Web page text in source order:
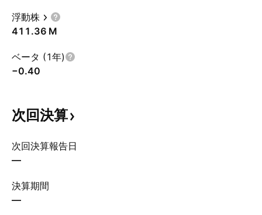
浮動株
‪411.36 M‬
ベータ (1年)
−0.40
次回決算
次回決算報告日
—
決算期間
—